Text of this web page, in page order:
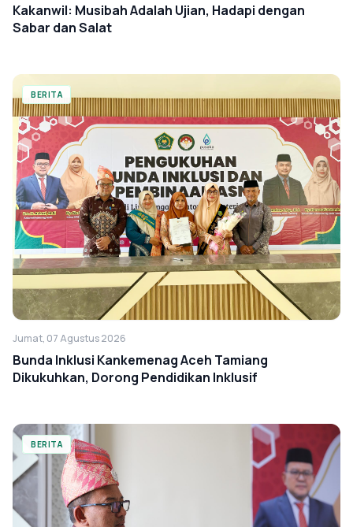
Kakanwil: Musibah Adalah Ujian, Hadapi dengan
Sabar dan Salat
BERITA
Jumat, 07 Agustus 2026
Bunda Inklusi Kankemenag Aceh Tamiang
Dikukuhkan, Dorong Pendidikan Inklusif
BERITA